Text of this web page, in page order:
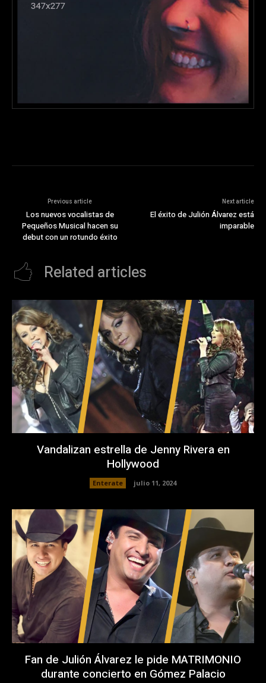
Previous article
Los nuevos vocalistas de
Pequeños Musical hacen su
debut con un rotundo éxito
Next article
El éxito de Julión Álvarez está
imparable
Related articles
Vandalizan estrella de Jenny Rivera en
Hollywood
Enterate julio 11, 2024
Fan de Julión Álvarez le pide MATRIMONIO
durante concierto en Gómez Palacio